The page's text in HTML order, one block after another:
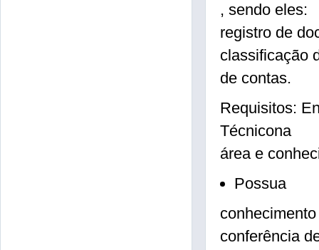
, sendo eles:
registro de
classificação
de contas.
Requisitos:
Técnicona
área e
Possua
conferência